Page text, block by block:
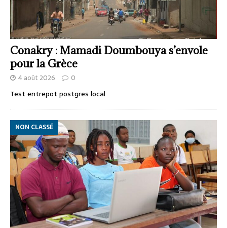
Conakry : Mamadi Doumbouya s’envole
pour la Grèce
4 août 2026 0
Test entrepot postgres local
NON CLASSÉ